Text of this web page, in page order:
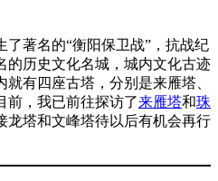
著名的“衡阳保卫战”，抗战纪
的历史文化名城，城内文化古迹
有四座古塔，分别是来雁塔、
前，我已前往探访了来雁塔和珠
龙塔和文峰塔待以后有机会再行